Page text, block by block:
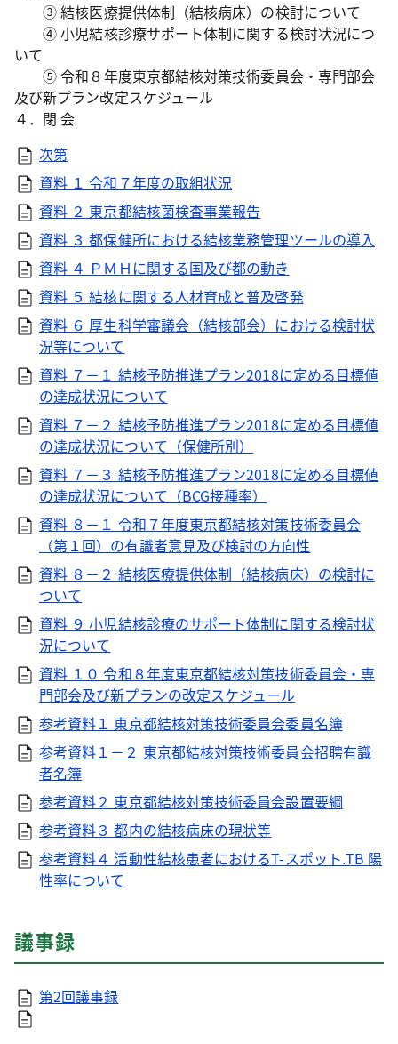
③ 結核医療提供体制（結核病床）の検討について
④ 小児結核診療サポート体制に関する検討状況につ
いて
⑤ 令和８年度東京都結核対策技術委員会・専門部会
及び新プラン改定スケジュール
４．閉 会
次第
資料 １ 令和７年度の取組状況
資料 ２ 東京都結核菌検査事業報告
資料 ３ 都保健所における結核業務管理ツールの導入
資料 ４ ＰＭＨに関する国及び都の動き
資料 ５ 結核に関する人材育成と普及啓発
資料 ６ 厚生科学審議会（結核部会）における検討状
況等について
資料 ７－１ 結核予防推進プラン2018に定める目標値
の達成状況について
資料 ７－２ 結核予防推進プラン2018に定める目標値
の達成状況について（保健所別）
資料 ７－３ 結核予防推進プラン2018に定める目標値
の達成状況について（BCG接種率）
資料 ８－１ 令和７年度東京都結核対策技術委員会
（第１回）の有識者意見及び検討の方向性
資料 ８－２ 結核医療提供体制（結核病床）の検討に
ついて
資料 ９ 小児結核診療のサポート体制に関する検討状
況について
資料 １０ 令和８年度東京都結核対策技術委員会・専
門部会及び新プランの改定スケジュール
参考資料１ 東京都結核対策技術委員会委員名簿
参考資料１－２ 東京都結核対策技術委員会招聘有識
者名簿
参考資料２ 東京都結核対策技術委員会設置要綱
参考資料３ 都内の結核病床の現状等
参考資料４ 活動性結核患者におけるT‑スポット.TB 陽
性率について
議事録
第2回議事録